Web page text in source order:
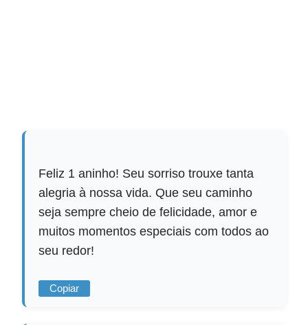
Feliz 1 aninho! Seu sorriso trouxe tanta
alegria à nossa vida. Que seu caminho
seja sempre cheio de felicidade, amor e
muitos momentos especiais com todos ao
seu redor!
Copiar